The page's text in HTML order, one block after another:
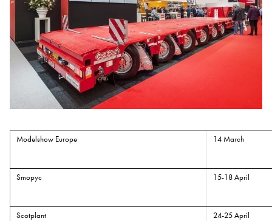
Modelshow Europe 14 March
Smopyc 15-18 April
Scotplant 24-25 April